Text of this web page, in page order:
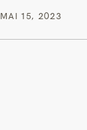
MAI 15, 2023